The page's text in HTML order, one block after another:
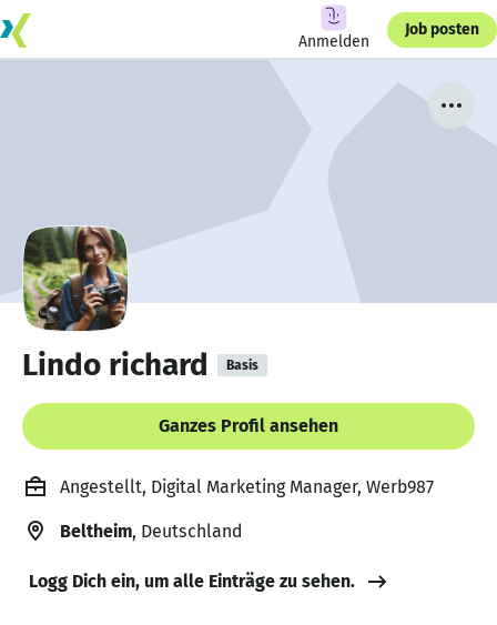
Anmelden
Job posten
Lindo richard Basis
Ganzes Profil ansehen
Angestellt, Digital Marketing Manager, Werb987
Beltheim, Deutschland
Logg Dich ein, um alle Einträge zu sehen.